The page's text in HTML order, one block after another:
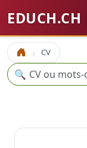
EDUCH.CH
Accueil CV
Recherche
🔍